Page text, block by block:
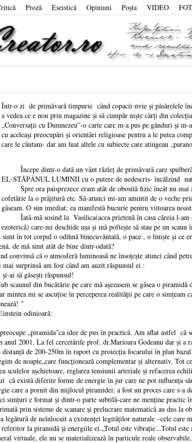
Proză Eseistică Opiniuni Poşta VIDEO
Într-o zi de primăvară timpurie când copacii-nvie și păsărelele
a vedea ce e nou prin magazine și să cumpăr niște cărți din
„Conversații cu Dumnezeu”-o carte care m-a pus pe gânduri și
cu aceleași preocupări și orientări religioase pentru a le putea
care le căutam- dar am luat altele cu subiecte care atingeau
Începe dintr-o dată un vânt răzleț de primăvară care spulberă
EL-STĂPÂNUL LUMINII cu o putere de nedescris- încălzind
Spre ora paisprezece eram atât de obosită fizic încât nu mai
cofetărie la o prăjitură etc. Să-atunci mi-am amintit de o veche
găseam. O sun imediat; ea manifestă bucurie pentru viitoarea
Îată-mă sosind la Vasilica(acea prietenă în casa căreia l-am
ezoterică) care-mi deschide ușa și mă poftește să stau pe un
simt în tot corpul o odihnă binecuvântată, o pace , o liniște și
de mă simt atât de bine dintr-odată?
că o atmosferă luminoasă ne însoțește atunci când
surprinsă am fost când am auzit răspunsul ei :
ai să găsești răspunsul!
din bucătărie pe care mă așezasem se găsea o
mintea mi se ascuțise în perceperea realității pe care o
”
odinioară:
„piramida”ca idee de pus în practică. Am aflat astfel că
anul 2001. La fel cercetările prof. dr.Marioara Godeanu dar și
de 200-250m în raport cu proiecția focarului în plan
de noapte„care funcționează complementar și alternativ.
sculelor așchietoare, reglarea tensiunii arteriale și refacerea
diferite forme de energie în jur care ne pot influența
care a pornit din mijlocul piramidei: a fost un proces care s-a
simțuri e format și dintr-o parte subtilă-care ne menține practic
prin sisteme de scanare și prelucrare matematică au dus la
legătură de neînlocuit a existenței legităților naturale –cele
la piramidă și energiile ei.„Totul este vibrație...Totul este
virtuale, ele nu se materializează în particule reale